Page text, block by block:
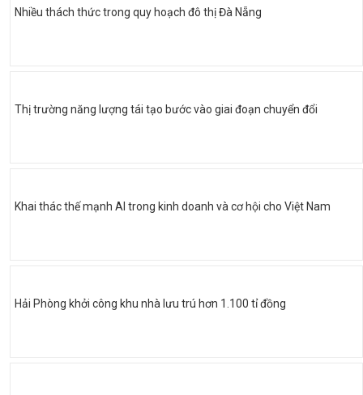
Nhiều thách thức trong quy hoạch đô thị Đà Nẵng
Thị trường năng lượng tái tạo bước vào giai đoạn chuyển đổi
Khai thác thế mạnh AI trong kinh doanh và cơ hội cho Việt Nam
Hải Phòng khởi công khu nhà lưu trú hơn 1.100 tỉ đồng